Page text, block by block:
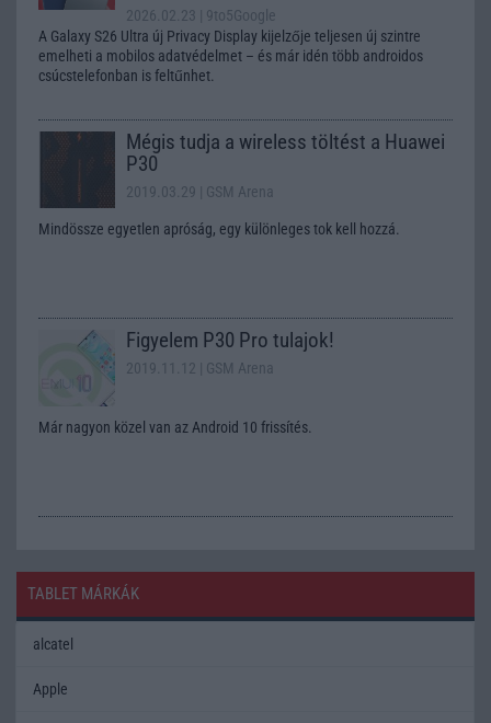
2026.02.23
| 9to5Google
A Galaxy S26 Ultra új Privacy Display kijelzője teljesen új szintre
emelheti a mobilos adatvédelmet – és már idén több androidos
csúcstelefonban is feltűnhet.
Mégis tudja a wireless töltést a Huawei
P30
2019.03.29 | GSM Arena
Mindössze egyetlen apróság, egy különleges tok kell hozzá.
Figyelem P30 Pro tulajok!
2019.11.12 | GSM Arena
Már nagyon közel van az Android 10 frissítés.
TABLET MÁRKÁK
alcatel
Apple